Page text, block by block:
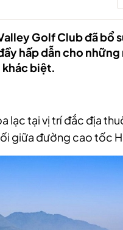
Golf Club đã bổ
hấp dẫn cho
khác biệt.
lạc tại vị trí đắc địa
giữa đường cao tốc